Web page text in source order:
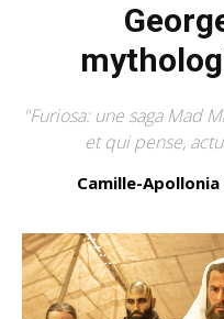
"Furiosa: une saga Mad
et qui pense,
Camille-